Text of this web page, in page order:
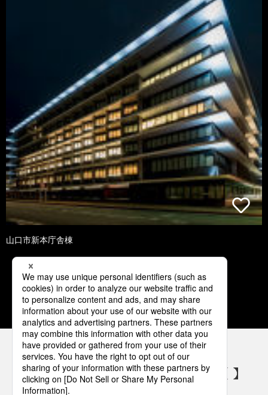
山口市新本庁舎棟
1 2 3 4 5
パナソニックの電気設備 SNSアカウント